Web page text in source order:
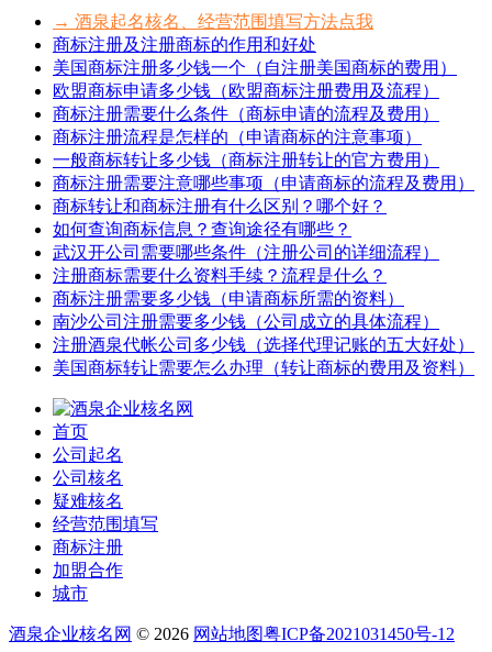
→ 酒泉起名核名、经营范围填写方法点我
商标注册及注册商标的作用和好处
美国商标注册多少钱一个（自注册美国商标的费用）
欧盟商标申请多少钱（欧盟商标注册费用及流程）
商标注册需要什么条件（商标申请的流程及费用）
商标注册流程是怎样的（申请商标的注意事项）
一般商标转让多少钱（商标注册转让的官方费用）
商标注册需要注意哪些事项（申请商标的流程及费用）
商标转让和商标注册有什么区别？哪个好？
如何查询商标信息？查询途径有哪些？
武汉开公司需要哪些条件（注册公司的详细流程）
注册商标需要什么资料手续？流程是什么？
商标注册需要多少钱（申请商标所需的资料）
南沙公司注册需要多少钱（公司成立的具体流程）
注册酒泉代帐公司多少钱（选择代理记账的五大好处）
美国商标转让需要怎么办理（转让商标的费用及资料）
首页
公司起名
公司核名
疑难核名
经营范围填写
商标注册
加盟合作
城市
酒泉企业核名网 © 2026 网站地图粤ICP备2021031450号-12